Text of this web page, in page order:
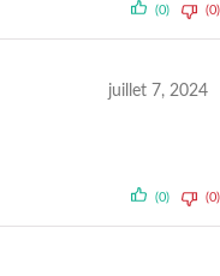
(0) (0)
juillet 7, 2024
(0) (0)